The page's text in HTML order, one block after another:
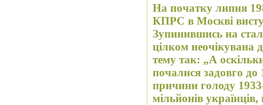
На початку липня
КПРС в Москві
Зупинившись на
цілком неочікувана
тему так: „А
почалися задовго до
причини голоду
мільйонів українців,